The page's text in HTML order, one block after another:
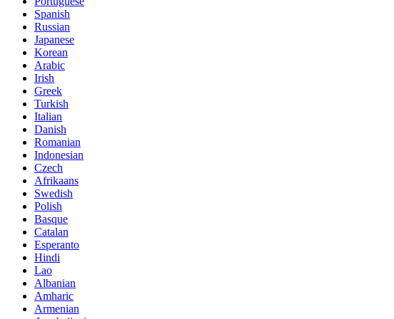
Spanish
Russian
Japanese
Korean
Arabic
Irish
Greek
Turkish
Italian
Danish
Romanian
Indonesian
Czech
Afrikaans
Swedish
Polish
Basque
Catalan
Esperanto
Hindi
Lao
Albanian
Amharic
Armenian